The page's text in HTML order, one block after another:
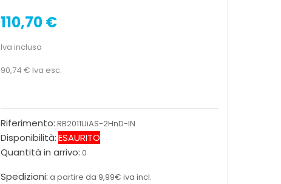
110,70 €
Iva inclusa
90,74 € Iva esc.
Riferimento: RB2011UiAS-2HnD-IN
Disponibilità:ESAURITO
Quantità in arrivo: 0
Spedizioni: a partire da 9,99€ iva incl.